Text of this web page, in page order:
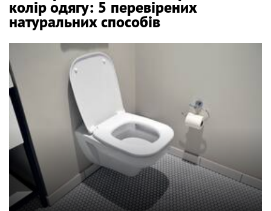
колір одягу: 5 перевірених
натуральних способів